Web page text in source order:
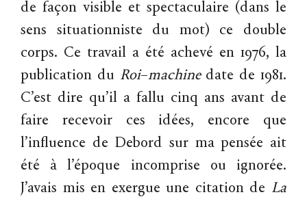
de façon visible et spectaculaire (dans le
sens situationniste du mot) ce double
corps. Ce travail a été achevé en 1976, la
publication du Roi–machinedate de 1981.
C’est dire qu’il a fallu cinq ans avant de
faire recevoir ces idées, encore que
l’influence de Debord sur ma pensée ait
été à l’époque incomprise ou ignorée.
J’avais mis en exergue une citation de La